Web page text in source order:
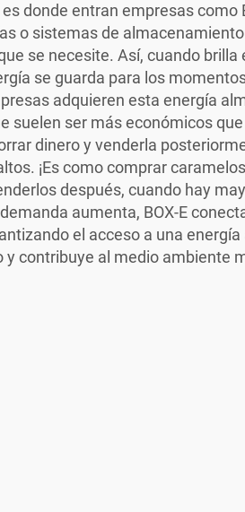
donde entran empresas como
o sistemas de
se necesite. Así, cuando brilla
se guarda para los
adquieren esta energía
suelen ser más económicos
dinero y venderla
¡Es como comprar
después, cuando hay
aumenta, BOX-E
el acceso a una
y contribuye al medio ambiente